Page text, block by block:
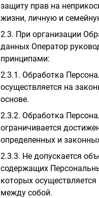
защиту прав на
жизни, личную и
2.3. При организации
данных Оператор
принципами:
2.3.1. Обработка
осуществляется на
основе.
2.3.2. Обработка
ограничивается
определенных и
2.3.3. Не допускается
содержащих
которых
между собой.